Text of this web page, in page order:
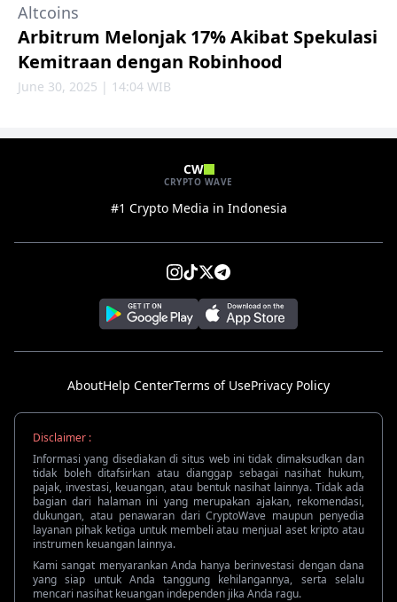
Altcoins
Arbitrum Melonjak 17% Akibat Spekulasi
Kemitraan dengan Robinhood
June 30, 2025 | 14:04 WIB
CW
CRYPTO WAVE
#1 Crypto Media in Indonesia
AboutHelp CenterTerms of UsePrivacy Policy
Disclaimer :
Informasi yang disediakan di situs web ini tidak dimaksudkan dan
tidak boleh ditafsirkan atau dianggap sebagai nasihat hukum,
pajak, investasi, keuangan, atau bentuk nasihat lainnya. Tidak ada
bagian dari halaman ini yang merupakan ajakan, rekomendasi,
dukungan, atau penawaran dari CryptoWave maupun penyedia
layanan pihak ketiga untuk membeli atau menjual aset kripto atau
instrumen keuangan lainnya.
Kami sangat menyarankan Anda hanya berinvestasi dengan dana
yang siap untuk Anda tanggung kehilangannya, serta selalu
mencari nasihat keuangan independen jika Anda ragu.